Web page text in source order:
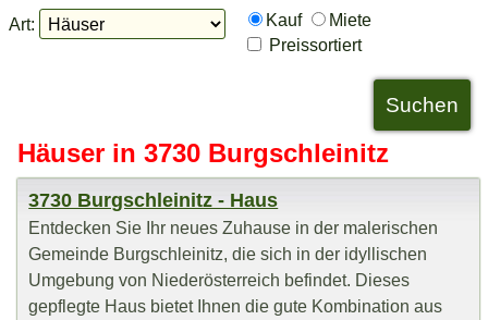
Art: Kauf
Miete
Preissortiert
Häuser in 3730 Burgschleinitz
3730 Burgschleinitz - Haus
Entdecken Sie Ihr neues Zuhause in der malerischen
Gemeinde Burgschleinitz, die sich in der idyllischen
Umgebung von Niederösterreich befindet. Dieses
gepflegte Haus bietet Ihnen die gute Kombination aus